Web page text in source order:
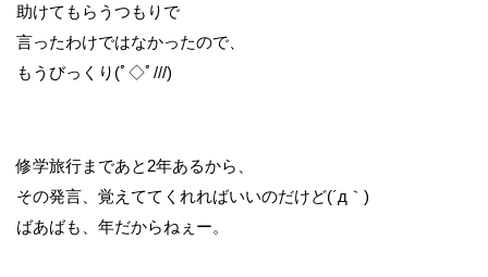
助けてもらうつもりで
言ったわけではなかったので、
もうびっくり(ﾟ◇ﾟ///)
修学旅行まであと2年あるから、
その発言、覚えててくれればいいのだけど(´д｀)
ばあばも、年だからねぇー。